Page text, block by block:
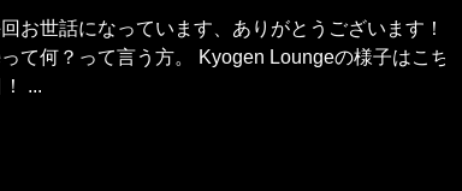
世話になっています、ありがとうございます！ 古
て何？って言う方。 Kyogen Loungeの様子はこち
ら！ Kyogen Loungeもとうとう49回目！ ...